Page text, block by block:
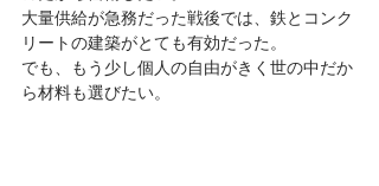
大量供給が急務だった戦後では、鉄とコンク
リートの建築がとても有効だった。
でも、もう少し個人の自由がきく世の中だか
ら材料も選びたい。